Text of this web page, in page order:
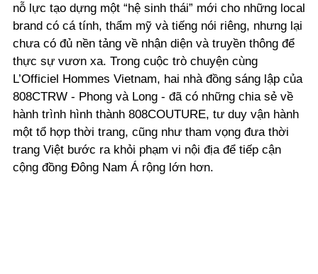
nỗ lực tạo dựng một “hệ sinh thái” mới cho những local
brand có cá tính, thẩm mỹ và tiếng nói riêng, nhưng lại
chưa có đủ nền tảng về nhận diện và truyền thông để
thực sự vươn xa. Trong cuộc trò chuyện cùng
L’Officiel Hommes Vietnam, hai nhà đồng sáng lập của
808CTRW - Phong và Long - đã có những chia sẻ về
hành trình hình thành 808COUTURE, tư duy vận hành
một tổ hợp thời trang, cũng như tham vọng đưa thời
trang Việt bước ra khỏi phạm vi nội địa để tiếp cận
cộng đồng Đông Nam Á rộng lớn hơn.